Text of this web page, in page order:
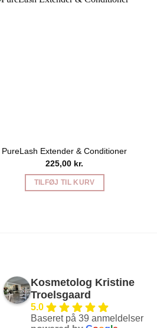
PureLash Extender & Conditioner
225,00 kr.
TILFØJ TIL KURV
Kosmetolog Kristine
Troelsgaard
5.0
Baseret på 39 anmeldelser